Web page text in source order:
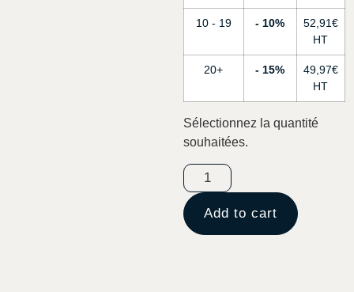
10 - 19 10% 52,91€
20+ 15% 49,97€
Sélectionnez la quantité
souhaitées.
Add to cart